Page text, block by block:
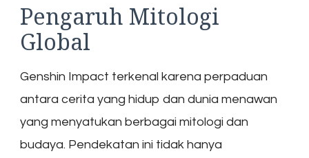
Pengaruh Mitologi
Global
Genshin Impact terkenal karena perpaduan
antara cerita yang hidup dan dunia menawan
yang menyatukan berbagai mitologi dan
budaya. Pendekatan ini tidak hanya